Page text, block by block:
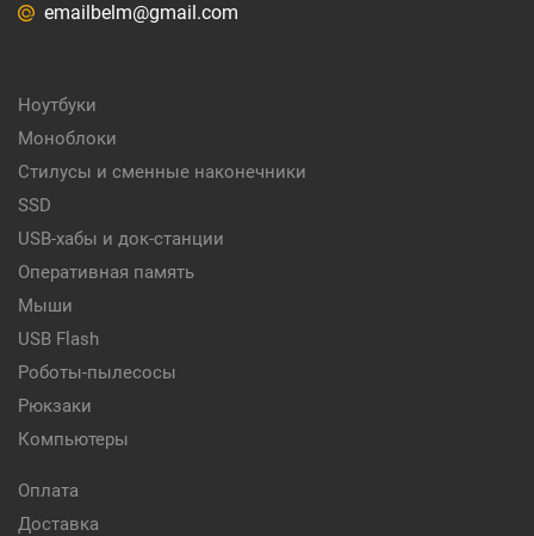
emailbelm@gmail.com
Ноутбуки
Моноблоки
Стилусы и сменные наконечники
SSD
USB-хабы и док-станции
Оперативная память
Мыши
USB Flash
Роботы-пылесосы
Рюкзаки
Компьютеры
Оплата
Доставка